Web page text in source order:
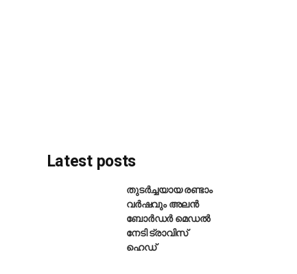
മൈക്കൽ കാരിക്കിനെ
Latest posts
തുടർച്ചയായ രണ്ടാം
വർഷവും അലൻ
ബോർഡർ മെഡൽ
നേടി ട്രാവിസ്
ഹെഡ്